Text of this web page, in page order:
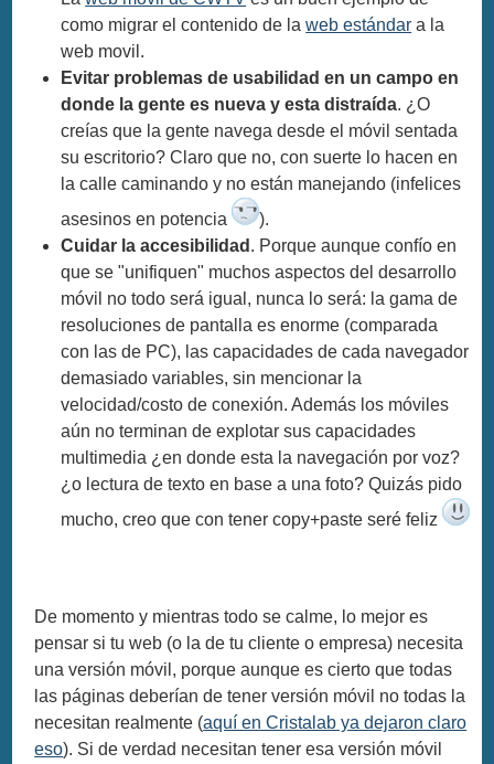
como migrar el contenido de laweb estándar a la
web movil.
Evitar problemas de usabilidad en un campo en
donde la gente es nueva y esta distraída. ¿O
creías que la gente navega desde el móvil sentada
su escritorio? Claro que no, con suerte lo hacen en
la calle caminando y no están manejando (infelices
asesinos en potencia
).
Cuidar la accesibilidad . Porque aunque confío en
que se "unifiquen" muchos aspectos del desarrollo
móvil no todo será igual, nunca lo será: la gama de
resoluciones de pantalla es enorme (comparada
con las de PC), las capacidades de cada navegador
demasiado variables, sin mencionar la
velocidad/costo de conexión. Además los móviles
aún no terminan de explotar sus capacidades
multimedia ¿en donde esta la navegación por voz?
¿o lectura de texto en base a una foto? Quizás pido
mucho, creo que con tener copy+paste seré feliz
De momento y mientras todo se calme, lo mejor es
pensar si tu web (o la de tu cliente o empresa) necesita
una versión móvil, porque aunque es cierto que todas
las páginas deberían de tener versión móvil no todas la
necesitan realmente (aquí en Cristalab ya dejaron claro
eso). Si de verdad necesitan tener esa versión móvil